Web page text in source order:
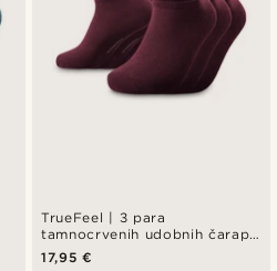
TrueFeel | 3 para
tamnocrvenih udobnih čarapa
do gležnja od bambusa
17,95 €